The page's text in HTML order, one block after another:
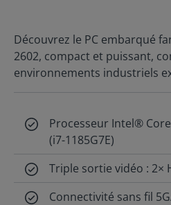
Découvrez le PC embarqué
2602, compact et puissant,
environnements industriels
Processeur Intel®
(i7-1185G7E)
Triple sortie vidéo : 2×
Connectivité sans fil